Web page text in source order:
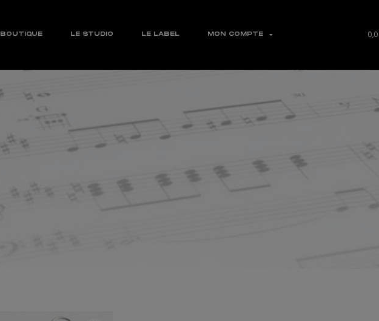
BOUTIQUE LE STUDIO LE LABEL MON COMPTE